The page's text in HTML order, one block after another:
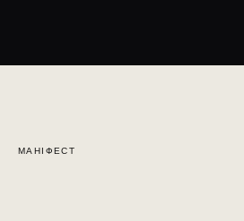
Підхід і досвід
МАНІФЕСТ